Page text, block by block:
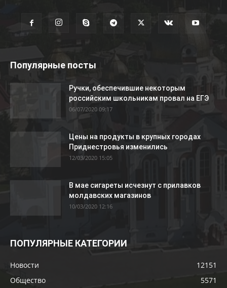
Популярные посты
Ручки, обеспечившие некоторым
российским школьникам провал на ЕГЭ
06/07/2020 09:17
Цены на продукты в крупных городах
Приднестровья изменились
12/03/2020 15:05
В мае сигареты исчезнут с прилавков
молдавских магазинов
10/03/2020 12:16
ПОПУЛЯРНЫЕ КАТЕГОРИИ
Новости
12151
Общество
5571